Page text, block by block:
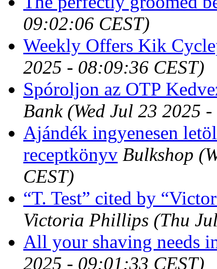
09:02:06 CEST)
Weekly Offers Kik
2025 - 08:09:36 CEST)
Spóroljon az OTP
Bank (Wed Jul 23 2025
Ajándék ingyenesen
receptkönyv Bulkshop
CEST)
“T. Test” cited by
Victoria Phillips (Thu
All your shaving needs
2025 - 09:01:33 CEST)